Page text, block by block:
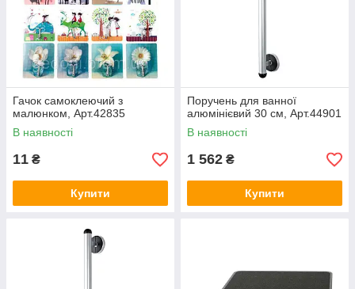
Гачок самоклеючий з
малюнком, Арт.42835
В наявності
11 ₴
Купити
Поручень для ванної
алюмінієвий 30 см, Арт.44901
В наявності
1 562 ₴
Купити